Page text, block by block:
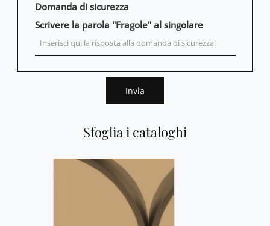
Sfoglia i cataloghi
Domanda di sicurezza
Scrivere la parola "Fragole" al singolare
Invia